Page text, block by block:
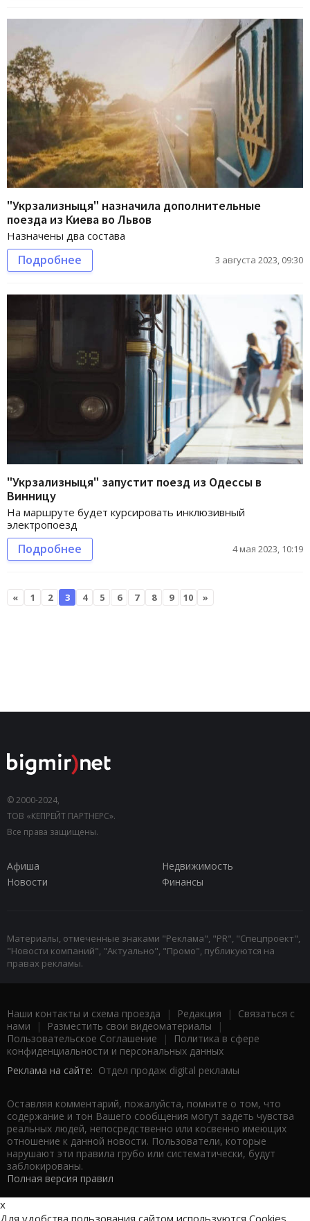
"Укрзализныця" назначила дополнительные
поезда из Киева во Львов
Назначены два состава
Подробнее 3 августа 2023, 09:30
"Укрзализныця" запустит поезд из Одессы в
Винницу
На маршруте будет курсировать инклюзивный
электропоезд
Подробнее 4 мая 2023, 10:19
« 1 2 3 4 5 6 7 8 9 10 »
© 2000-2024,
ТОВ «КЕПРЕЙТ ПАРТНЕРС».
Все права защищены.
Афиша
Недвижимость
Новости
Финансы
Материалы, отмеченные знаками "Реклама", "PR", "Спецпроект",
"Новости компаний", "Актуально", "Промо", публикуются на
правах рекламы.
Наши контакты и схема проезда | Редакция | Связаться с
нами | Разместить свои видеоматериалы |
Пользовательское Соглашение |
Политика в сфере
конфиденциальности и персональных данных
Реклама на сайте: Отдел продаж digital рекламы
Оставляя комментарий, пожалуйста, помните о том, что
содержание и тон Вашего сообщения могут задеть чувства
реальных людей, непосредственно или косвенно имеющих
отношение к данной новости. Пользователи, которые
нарушают эти правила грубо или систематически, будут
заблокированы.
Полная версия правил
x
Для удобства пользования сайтом используются Cookies.